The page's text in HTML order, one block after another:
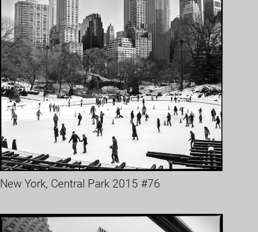
New York, Central Park 2015 #76